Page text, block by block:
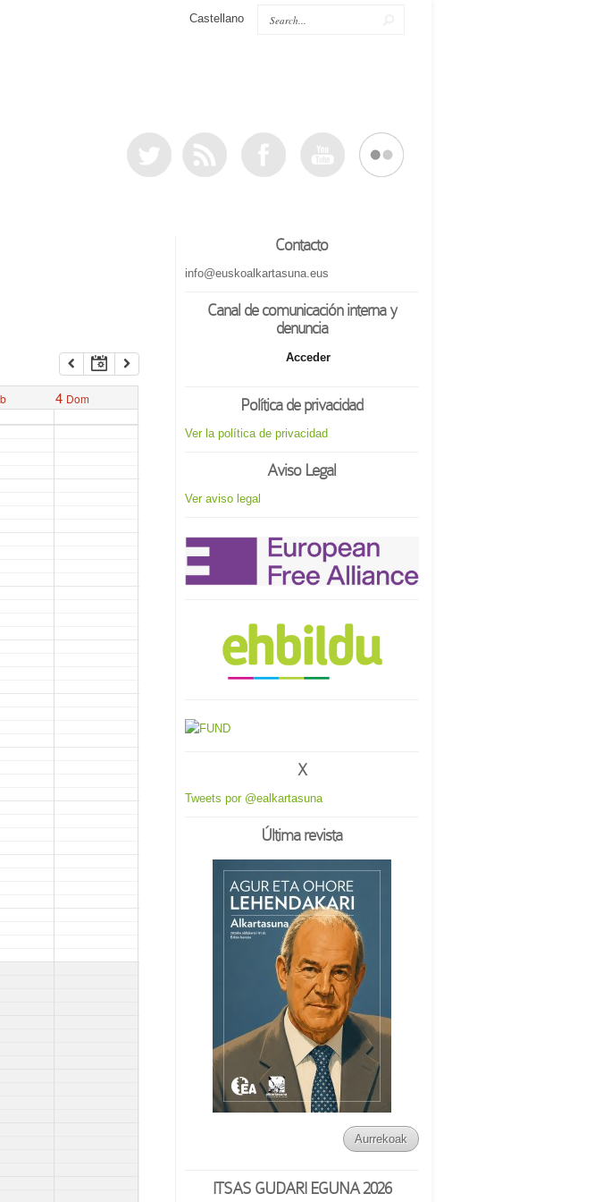
Castellano
4 Dom
Contacto
info@euskoalkartasuna.eus
Canal de comunicación interna y
denuncia
Acceder
Política de privacidad
Ver la política de privacidad
Aviso Legal
Ver aviso legal
X
Tweets por @ealkartasuna
Última revista
Aurrekoak
ITSAS GUDARI EGUNA 2026